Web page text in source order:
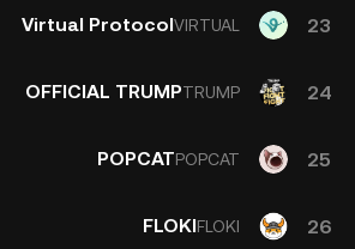
23
Virtual ProtocolVIRTUAL
24
OFFICIAL TRUMPTRUMP
25
POPCATPOPCAT
26
FLOKIFLOKI